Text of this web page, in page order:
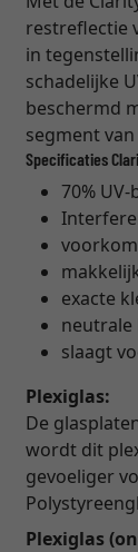
restreflectie
in
schadelijke
beschermd
segment
Specificaties
70%
exacte
neutrale
slaagt
Plexiglas:
De
wordt dit
gevoeliger
Plexiglas